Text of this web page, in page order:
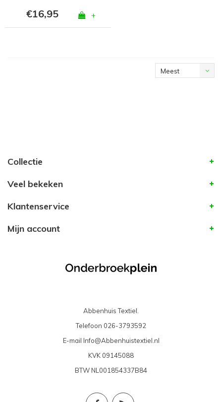
€16,95 +
Meest
Collectie
Veel bekeken
Klantenservice
Mijn account
Abbenhuis Textiel.
Telefoon 026-3793592
E-mail Info@Abbenhuistextiel.nl
KVK 09145088
BTWNL001854337B84